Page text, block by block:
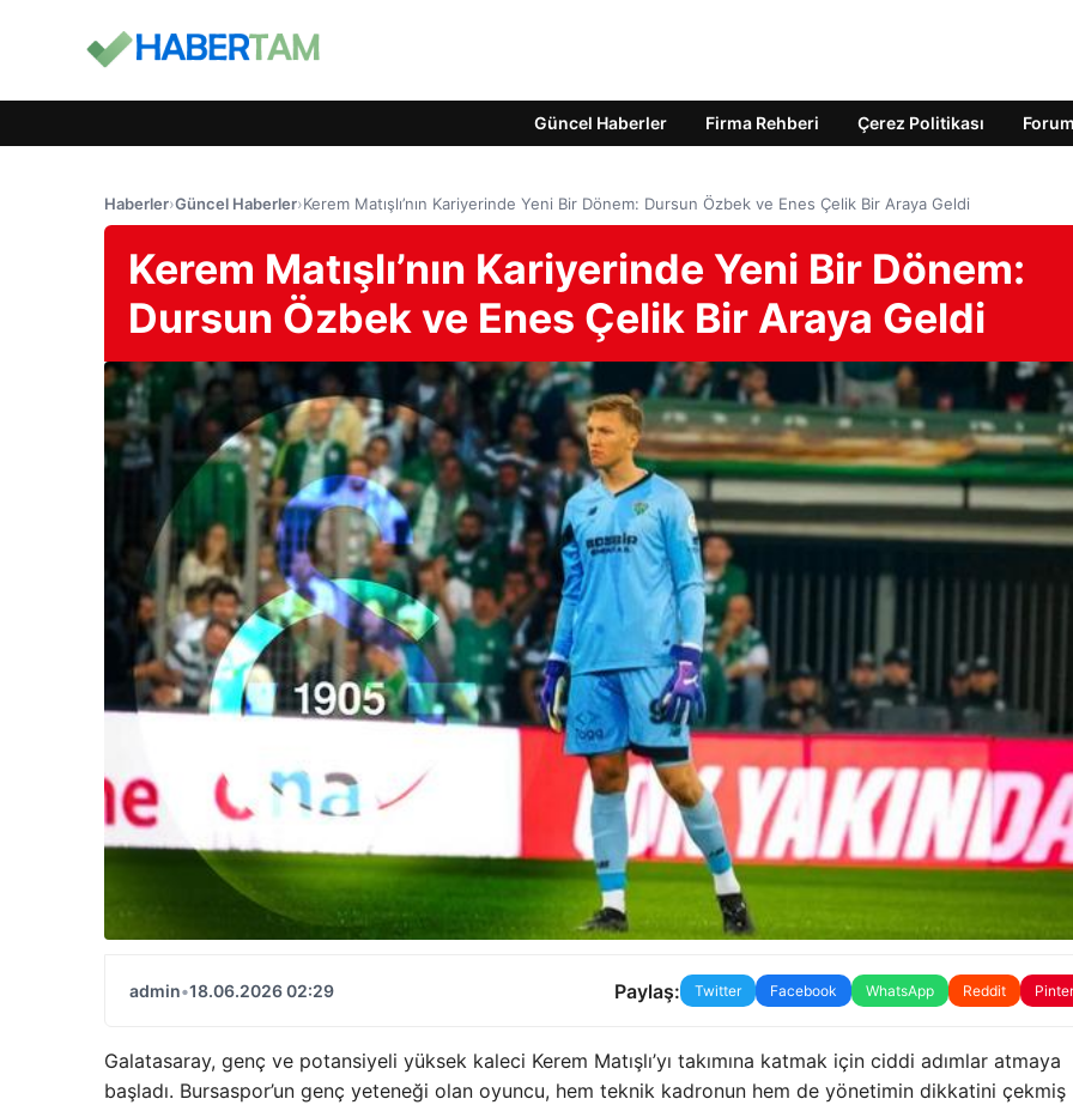
Güncel Haberler Firma Rehberi Çerez Politikası Forum
Haberler›Güncel Haberler›Kerem Matışlı’nın Kariyerinde Yeni Bir Dönem: Dursun Özbek ve Enes Çelik Bir Araya Geldi
Kerem Matışlı’nın Kariyerinde Yeni Bir Dönem:
Dursun Özbek ve Enes Çelik Bir Araya Geldi
admin•18.06.2026 02:29 Paylaş: Twitter Facebook WhatsApp Reddit
Galatasaray, genç ve potansiyeli yüksek kaleci Kerem Matışlı’yı takımına katmak için ciddi adımlar atmaya
başladı. Bursaspor’un genç yeteneği olan oyuncu, hem teknik kadronun hem de yönetimin dikkatini çekmiş